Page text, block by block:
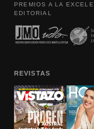
PREMIOS A LA
EDITORIAL
REVISTAS